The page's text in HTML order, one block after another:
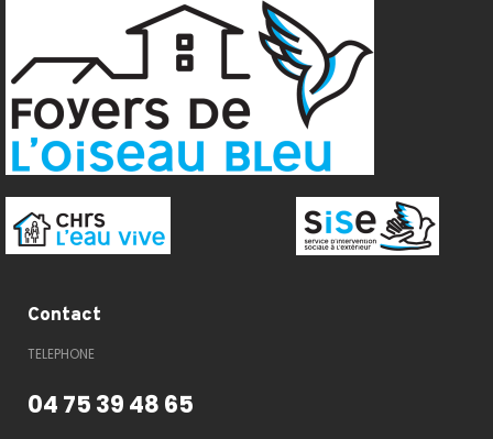
Contact
TELEPHONE
04 75 39 48 65